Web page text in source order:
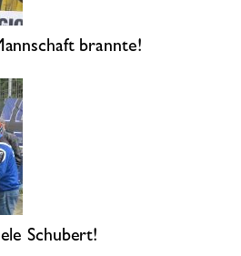
brannte!
Schubert!